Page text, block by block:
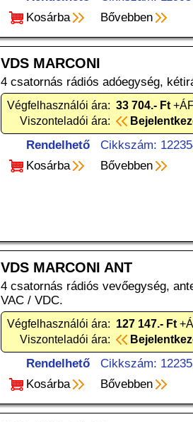
Kosárba
Bővebben
VDS MARCONI
4 csatornás rádiós adóegység,
Végfelhasználói ára: 33 704.- Ft
Viszonteladói ára:
Rendelhető
Cikkszám:
Kosárba
Bővebben
VDS MARCONI ANT
4 csatornás rádiós vevőegység,
VAC / VDC.
Végfelhasználói ára: 127 147.- Ft
Viszonteladói ára:
Rendelhető
Cikkszám:
Kosárba
Bővebben